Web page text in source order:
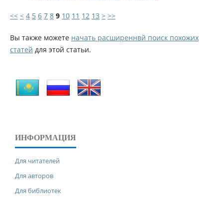
<< < 4 5 6 7 8 9 10 11 12 13 > >>
Вы также можете начать расширеннвй поиск похожих
статей для этой статьи.
ИНФОРМАЦИЯ
Для читателей
Для авторов
Для библиотек